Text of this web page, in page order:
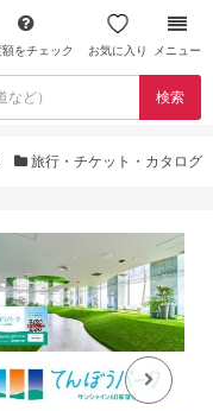
額をチェック お気に入り メニュー
検索
旅行・チケット・カタログ